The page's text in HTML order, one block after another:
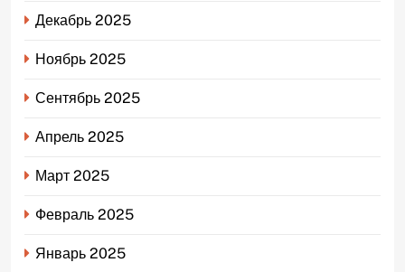
Декабрь 2025
Ноябрь 2025
Сентябрь 2025
Апрель 2025
Март 2025
Февраль 2025
Январь 2025